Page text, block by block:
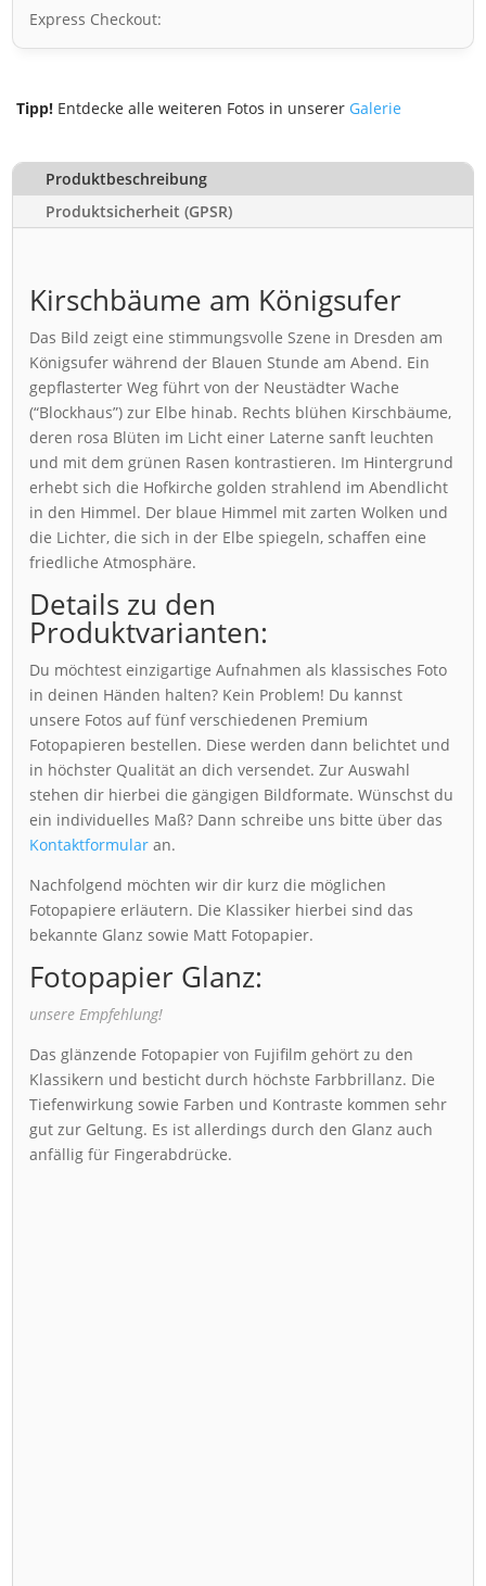
Express Checkout:
Tipp! Entdecke alle weiteren Fotos in unserer Galerie
Produktbeschreibung
Produktsicherheit (GPSR)
Kirschbäume am Königsufer
Das Bild zeigt eine stimmungsvolle Szene in Dresden am
Königsufer während der Blauen Stunde am Abend. Ein
gepflasterter Weg führt von der Neustädter Wache
(“Blockhaus”) zur Elbe hinab. Rechts blühen Kirschbäume,
deren rosa Blüten im Licht einer Laterne sanft leuchten
und mit dem grünen Rasen kontrastieren. Im Hintergrund
erhebt sich die Hofkirche golden strahlend im Abendlicht
in den Himmel. Der blaue Himmel mit zarten Wolken und
die Lichter, die sich in der Elbe spiegeln, schaffen eine
friedliche Atmosphäre.
Details zu den
Produktvarianten:
Du möchtest einzigartige Aufnahmen als klassisches Foto
in deinen Händen halten? Kein Problem! Du kannst
unsere Fotos auf fünf verschiedenen Premium
Fotopapieren bestellen. Diese werden dann belichtet und
in höchster Qualität an dich versendet. Zur Auswahl
stehen dir hierbei die gängigen Bildformate. Wünschst du
ein individuelles Maß? Dann schreibe uns bitte über das
Kontaktformular an.
Nachfolgend möchten wir dir kurz die möglichen
Fotopapiere erläutern. Die Klassiker hierbei sind das
bekannte Glanz sowie Matt Fotopapier.
Fotopapier Glanz:
unsere Empfehlung!
Das glänzende Fotopapier von Fujifilm gehört zu den
Klassikern und besticht durch höchste Farbbrillanz. Die
Tiefenwirkung sowie Farben und Kontraste kommen sehr
gut zur Geltung. Es ist allerdings durch den Glanz auch
anfällig für Fingerabdrücke.